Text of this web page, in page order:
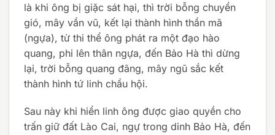
là khi ông bị giặc sát hại, thì trời bỗng chuyển
gió, mây vần vũ, kết lại thành hình thần mã
(ngựa), từ thi thể ông phát ra một đạo hào
quang, phi lên thân ngựa, đến Bảo Hà thì dừng
lại, trời bỗng quang đãng, mây ngũ sắc kết
thành hình tứ linh chầu hội.
Sau này khi hiển linh ông được giao quyền cho
trấn giữ đất Lào Cai, ngự trong dinh Bảo Hà, đến